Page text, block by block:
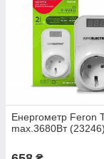
Енергометр Feron
max.3680Вт (23246)